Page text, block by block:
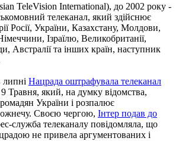
TeleVision International), до 2002 року -
телеканал, який здійснює
Росії, України, Казахстану, Молдови,
Німеччини, Ізраїлю, Великобританії,
Австралії та інших країн, наступник
липні Нацрада оштрафувала телеканал
Травня, який, на думку відомства,
України і розпалює
Своєю чергою, Інтер подав до
служба телеканалу повідомляла, що
не привела аргументованих і